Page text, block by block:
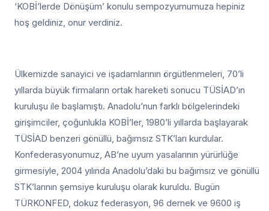
‘KOBİ’lerde Dönüşüm’ konulu sempozyumumuza hepiniz
hoş geldiniz, onur verdiniz.
Ülkemizde sanayici ve işadamlarının örgütlenmeleri, 70’li
yıllarda büyük firmaların ortak hareketi sonucu TÜSİAD’ın
kuruluşu ile başlamıştı. Anadolu’nun farklı bölgelerindeki
girişimciler, çoğunlukla KOBİ’ler, 1980’li yıllarda başlayarak
TÜSİAD benzeri gönüllü, bağımsız STK’ları kurdular.
Konfederasyonumuz, AB’ne uyum yasalarının yürürlüğe
girmesiyle, 2004 yılında Anadolu’daki bu bağımsız ve gönüllü
STK’larının şemsiye kuruluşu olarak kuruldu. Bugün
TÜRKONFED, dokuz federasyon, 96 dernek ve 9600 iş